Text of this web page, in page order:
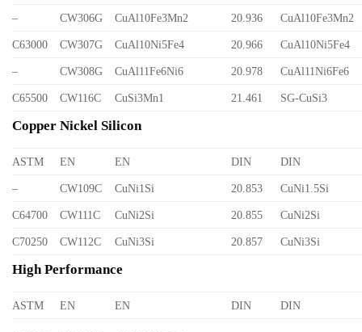
– CW306G CuAl10Fe3Mn2 20.936 CuAl10Fe3Mn2
C63000 CW307G CuAl10Ni5Fe4 20.966 CuAl10Ni5Fe4
– CW308G CuAl11Fe6Ni6 20.978 CuAl11Ni6Fe6
C65500 CW116C CuSi3Mn1 21.461 SG-CuSi3
Copper Nickel Silicon
ASTM EN EN DIN DIN
– CW109C CuNi1Si 20.853 CuNi1.5Si
C64700 CW111C CuNi2Si 20.855 CuNi2Si
C70250 CW112C CuNi3Si 20.857 CuNi3Si
High Performance
ASTM EN EN DIN DIN